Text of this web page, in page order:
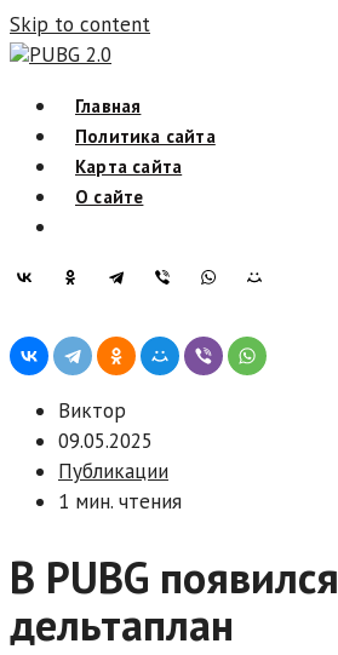
Skip to content
PUBG 2.0
Главная
Политика сайта
Карта сайта
О сайте
Виктор
09.05.2025
Публикации
1 мин. чтения
В PUBG появился
дельтаплан